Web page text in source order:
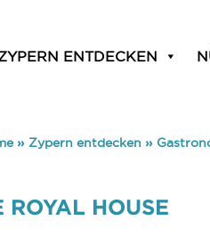
ENTDECKEN
» Zypern entdecken »
ROYAL HOUSE